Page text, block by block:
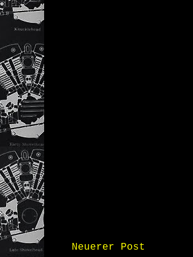
Neuerer Post